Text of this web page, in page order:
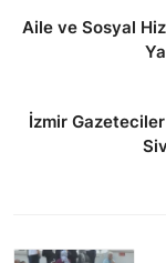
Aile ve Sosyal
İzmir